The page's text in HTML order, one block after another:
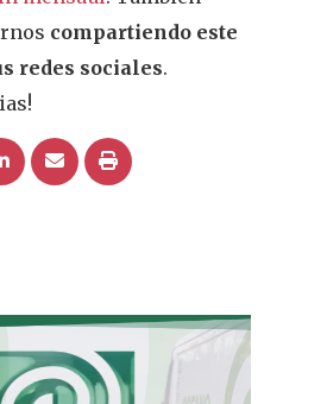
compartiendo este
redes sociales.